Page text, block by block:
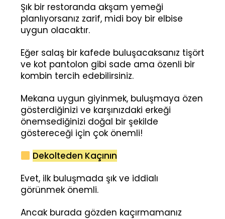
Şık bir restoranda akşam yemeği
planlıyorsanız zarif, midi boy bir elbise
uygun olacaktır.
Eğer salaş bir kafede buluşacaksanız tişört
ve kot pantolon gibi sade ama özenli bir
kombin tercih edebilirsiniz.
Mekana uygun giyinmek, buluşmaya özen
gösterdiğinizi ve karşınızdaki erkeği
önemsediğinizi doğal bir şekilde
göstereceği için çok önemli!
Dekolteden Kaçının
Evet, ilk buluşmada şık ve iddialı
görünmek önemli.
Ancak burada gözden kaçırmamanız